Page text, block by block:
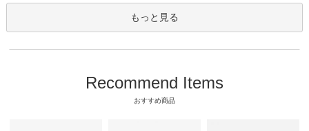
もっと見る
Recommend Items
おすすめ商品